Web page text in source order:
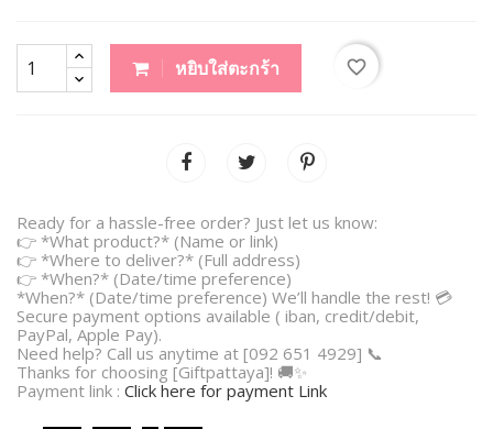
หยิบใส่ตะกร้า favorite_border
Ready for a hassle-free order? Just let us know:
👉 *What product?* (Name or link)
👉 *Where to deliver?* (Full address)
👉 *When?* (Date/time preference)
*When?* (Date/time preference) We’ll handle the rest! 💳
Secure payment options available ( iban, credit/debit,
PayPal, Apple Pay).
Need help? Call us anytime at [092 651 4929] 📞
Thanks for choosing [Giftpattaya]! 🚚✨
Payment link : Click here for payment Link